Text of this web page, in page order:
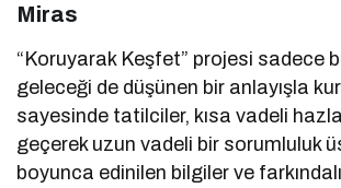
Miras
“Koruyarak Keşfet” projesi sadece
geleceği de düşünen bir anlayışla
sayesinde tatilciler, kısa vadeli
geçerek uzun vadeli bir sorumluluk
boyunca edinilen bilgiler ve